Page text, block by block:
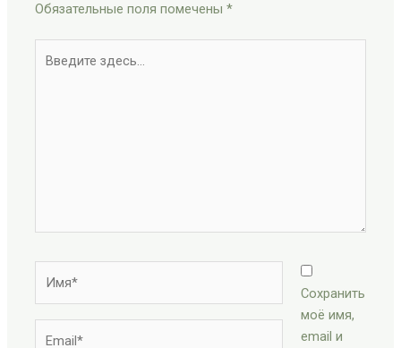
Обязательные поля помечены*
здесь...
Сохранить
моё имя,
email и